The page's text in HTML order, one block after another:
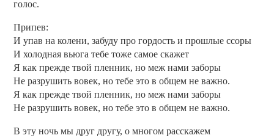
голос.
Припев:
И упав на колени, забуду про гордость и прошлые ссоры
И холодная вьюга тебе тоже самое скажет
Я как прежде твой пленник, но меж нами заборы
Не разрушить вовек, но тебе это в общем не важно.
Я как прежде твой пленник, но меж нами заборы
Не разрушить вовек, но тебе это в общем не важно.
В эту ночь мы друг другу, о многом расскажем